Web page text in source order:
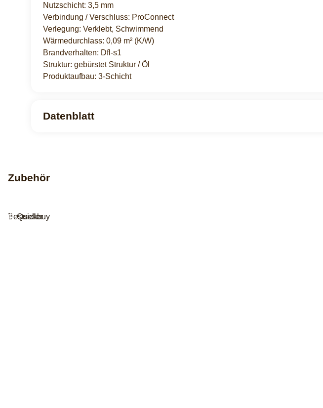
Nutzschicht: 3,5 mm
Verbindung / Verschluss: ProConnect
Verlegung: Verklebt, Schwimmend
Wärmedurchlass: 0,09 m² (K/W)
Brandverhalten: Dfl-s1
Struktur: gebürstet Struktur / Öl
Produktaufbau: 3-Schicht
Datenblatt
Zubehör
Quickbuy
Bestseller